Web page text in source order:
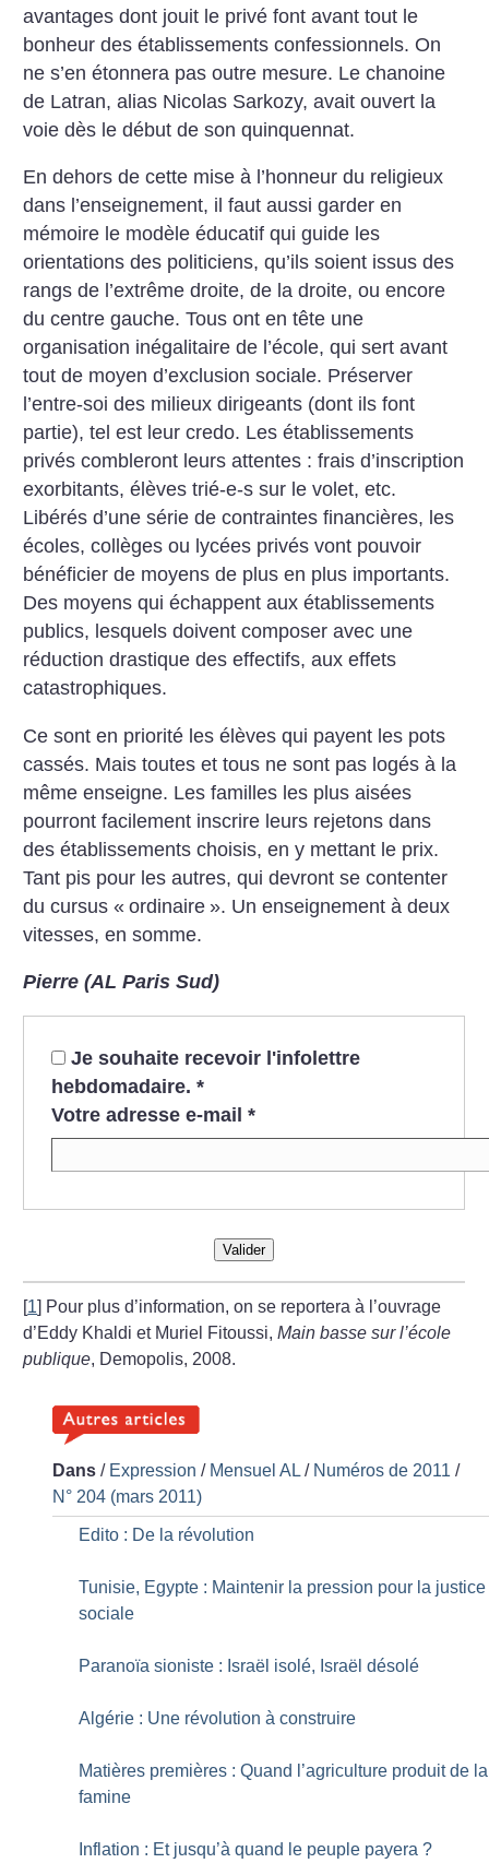
avantages dont jouit le privé font avant tout le
bonheur des établissements confessionnels. On
ne s’en étonnera pas outre mesure. Le chanoine
de Latran, alias Nicolas Sarkozy, avait ouvert la
voie dès le début de son quinquennat.
En dehors de cette mise à l’honneur du religieux
dans l’enseignement, il faut aussi garder en
mémoire le modèle éducatif qui guide les
orientations des politiciens, qu’ils soient issus des
rangs de l’extrême droite, de la droite, ou encore
du centre gauche. Tous ont en tête une
organisation inégalitaire de l’école, qui sert avant
tout de moyen d’exclusion sociale. Préserver
l’entre-soi des milieux dirigeants (dont ils font
partie), tel est leur credo. Les établissements
privés combleront leurs attentes : frais d’inscription
exorbitants, élèvestrié-e-s sur le volet, etc.
Libérés d’une série de contraintes financières, les
écoles, collèges ou lycées privés vont pouvoir
bénéficier de moyens de plus en plus importants.
Des moyens qui échappent aux établissements
publics, lesquels doivent composer avec une
réduction drastique des effectifs, aux effets
catastrophiques.
Ce sont en priorité les élèves qui payent les pots
cassés. Mais toutes et tous ne sont pas logés à la
même enseigne. Les familles les plus aisées
pourront facilement inscrire leurs rejetons dans
des établissements choisis, en y mettant le prix.
Tant pis pour les autres, qui devront se contenter
du cursus « ordinaire ». Un enseignement à deux
vitesses, en somme.
Pierre (AL Paris Sud)
Je souhaite recevoir l'infolettre
hebdomadaire. *
Votre adresse e-mail *
Valider
[1] Pour plus d’information, on se reportera à l’ouvrage
d’Eddy Khaldi et Muriel Fitoussi,Main basse sur l’école
publique, Demopolis, 2008.
Dans / Expression / Mensuel AL / Numéros de 2011 /
N° 204 (mars 2011)
Edito : De la révolution
Tunisie, Egypte : Maintenir la pression pour la justice
sociale
Paranoïa sioniste : Israël isolé, Israël désolé
Algérie : Une révolution à construire
Matières premières : Quand l’agriculture produit de la
famine
Inflation : Et jusqu’à quand le peuple payera ?